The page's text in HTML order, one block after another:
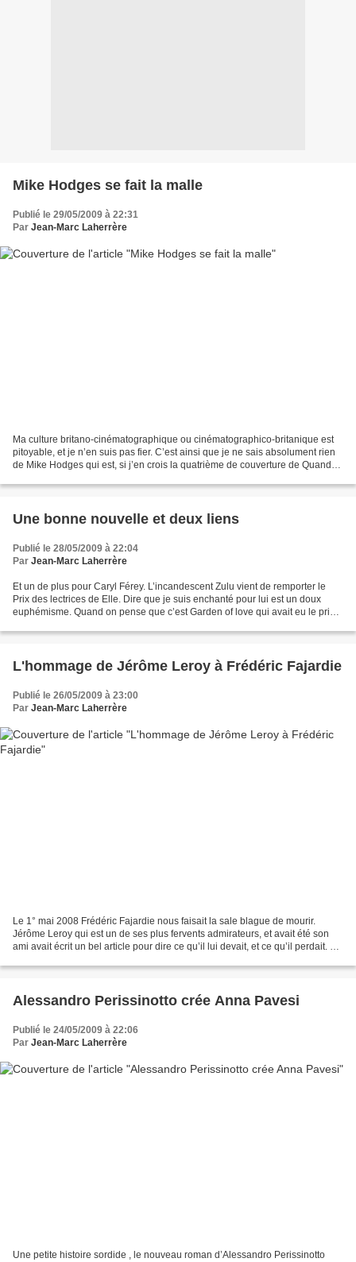
Mike Hodges se fait la malle
Publié le 29/05/2009 à 22:31
Par Jean-Marc Laherrère
Ma culture britano-cinématographique ou cinématographico-britanique est
pitoyable, et je n’en suis pas fier. C’est ainsi que je ne sais absolument rien
de Mike Hodges qui est, si j’en crois la quatrième de couverture de Quand
Une bonne nouvelle et deux liens
Publié le 28/05/2009 à 22:04
Par Jean-Marc Laherrère
Et un de plus pour Caryl Férey. L’incandescent Zulu vient de remporter le
Prix des lectrices de Elle. Dire que je suis enchanté pour lui est un doux
euphémisme. Quand on pense que c’est Garden of love qui avait eu le prix
L'hommage de Jérôme Leroy à Frédéric Fajardie
Publié le 26/05/2009 à 23:00
Par Jean-Marc Laherrère
Le 1° mai 2008 Frédéric Fajardie nous faisait la sale blague de mourir.
Jérôme Leroy qui est un de ses plus fervents admirateurs, et avait été son
ami avait écrit un bel article pour dire ce qu’il lui devait, et ce qu’il perdait. En
Alessandro Perissinotto crée Anna Pavesi
Publié le 24/05/2009 à 22:06
Par Jean-Marc Laherrère
Une petite histoire sordide , le nouveau roman d’Alessandro Perissinotto